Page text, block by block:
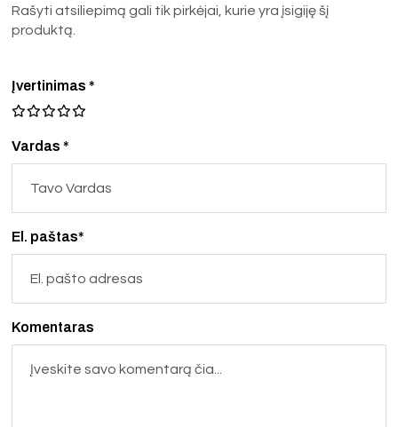
Rašyti atsiliepimą gali tik pirkėjai, kurie yra įsigiję šį
produktą.
Vardas *
El. paštas*
Įvertinimas*
Komentaras